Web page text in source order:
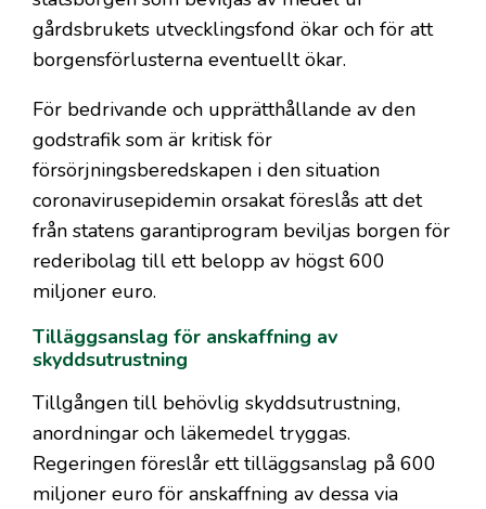
gårdsbrukets utvecklingsfond ökar och för att
borgensförlusterna eventuellt ökar.
För bedrivande och upprätthållande av den
godstrafik som är kritisk för
försörjningsberedskapen i den situation
coronavirusepidemin orsakat föreslås att det
från statens garantiprogram beviljas borgen för
rederibolag till ett belopp av högst 600
miljoner euro.
Tilläggsanslag för anskaffning av
skyddsutrustning
Tillgången till behövlig skyddsutrustning,
anordningar och läkemedel tryggas.
Regeringen föreslår ett tilläggsanslag på 600
miljoner euro för anskaffning av dessa via